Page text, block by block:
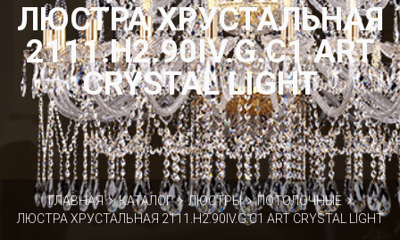
ЛЮСТРА ХРУСТАЛЬНАЯ
2111.H2.90IV.G.C1 ART
CRYSTAL LIGHT
ГЛАВНАЯ КАТАЛОГ ЛЮСТРЫ
ПОТОЛОЧНЫЕ
ЛЮСТРА ХРУСТАЛЬНАЯ 2111.H2.90IV.G.C1 ART CRYSTAL LIGHT